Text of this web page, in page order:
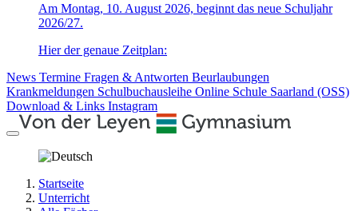
Am Montag, 10. August 2026, beginnt das neue Schuljahr
2026/27.
Hier der genaue Zeitplan:
News Termine Fragen & Antworten Beurlaubungen
Krankmeldungen Schulbuchausleihe Online Schule Saarland (OSS)
Download & Links Instagram
Startseite
Unterricht